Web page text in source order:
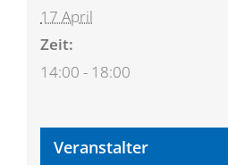
17 April
Zeit:
14:00 - 18:00
Veranstalter